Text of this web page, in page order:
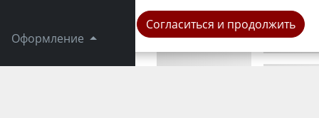
Оформление
Криминал
Согласиться и продолжить